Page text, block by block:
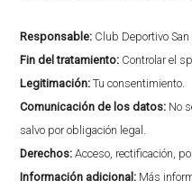
Responsable: Club Deportivo San
Fin del tratamiento: Controlar el
Legitimación: Tu consentimiento.
Comunicación de los datos: No
salvo por obligación legal.
Derechos: Acceso, rectificación,
Información adicional: Más